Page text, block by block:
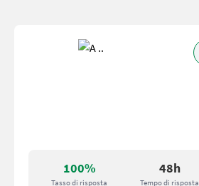
100%
Tasso di risposta
48h
Tempo di risposta